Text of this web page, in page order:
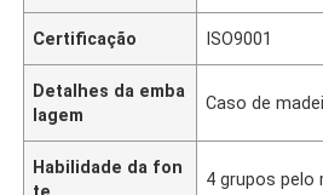
Certificação ISO9001
Detalhes da emba
lagem
Caso de
Habilidade da fon
te
4 grupos pelo